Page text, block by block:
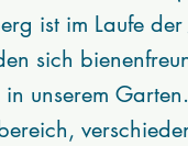
ist im Laufe der
sich
unserem